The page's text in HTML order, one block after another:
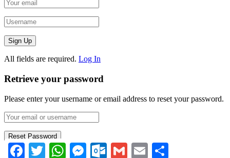
All fields are required. Log In
Retrieve your password
Please enter your username or email address to reset your password.
Log In
FacebookTwitter WhatsAppMessengerOutlook.com
Gmail Email